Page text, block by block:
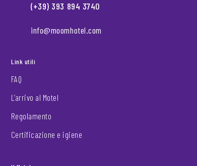
(+39) 393 894 3740
info@moomhotel.com
Link utili
FAQ
L’arrivo al Motel
Regolamento
Certificazione e igiene